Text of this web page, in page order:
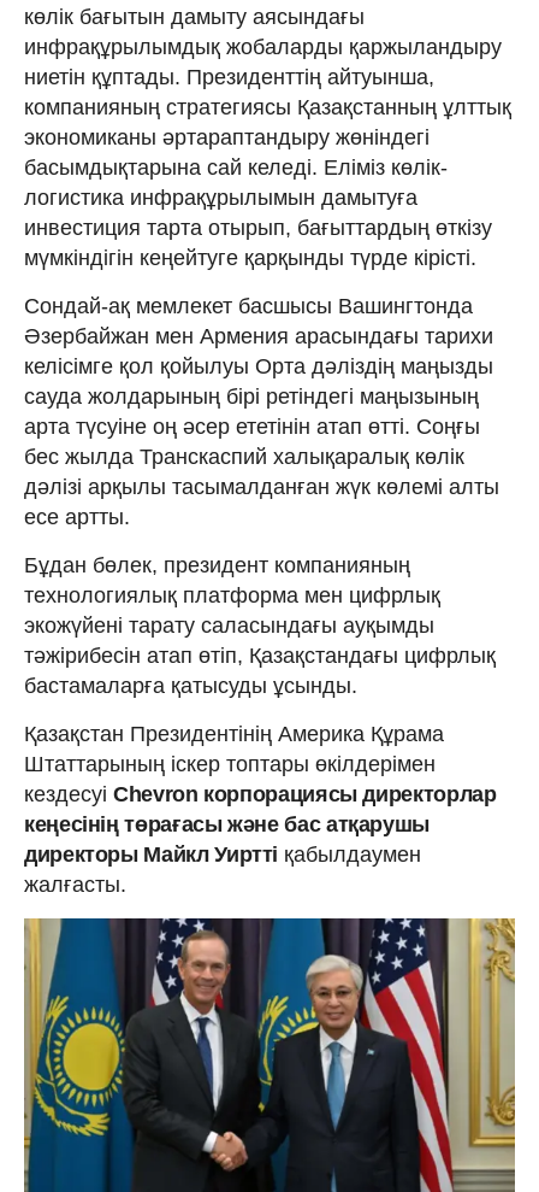
көлік бағытын дамыту аясындағы
инфрақұрылымдық жобаларды қаржыландыру
ниетін құптады. Президенттің айтуынша,
компанияның стратегиясы Қазақстанның ұлттық
экономиканы әртараптандыру жөніндегі
басымдықтарына сай келеді. Еліміз көлік-
логистика инфрақұрылымын дамытуға
инвестиция тарта отырып, бағыттардың өткізу
мүмкіндігін кеңейтуге қарқынды түрде кірісті.
Сондай-ақ мемлекет басшысы Вашингтонда
Әзербайжан мен Армения арасындағы тарихи
келісімге қол қойылуы Орта дәліздің маңызды
сауда жолдарының бірі ретіндегі маңызының
арта түсуіне оң әсер ететінін атап өтті. Соңғы
бес жылда Транскаспий халықаралық көлік
дәлізі арқылы тасымалданған жүк көлемі алты
есе артты.
Бұдан бөлек, президент компанияның
технологиялық платформа мен цифрлық
экожүйені тарату саласындағы ауқымды
тәжірибесін атап өтіп, Қазақстандағы цифрлық
бастамаларға қатысуды ұсынды.
Қазақстан Президентінің Америка Құрама
Штаттарының іскер топтары өкілдерімен
кездесуі Chevron корпорациясы директорлар
кеңесінің төрағасы және бас атқарушы
директоры Майкл Уиртті қабылдаумен
жалғасты.